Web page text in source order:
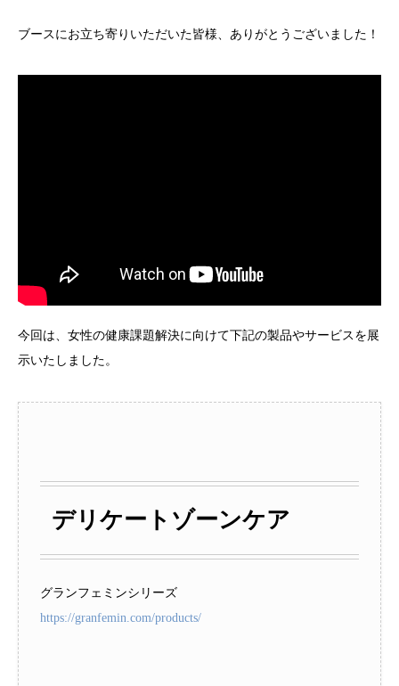
ブースにお立ち寄りいただいた皆様、ありがとうございました！
今回は、女性の健康課題解決に向けて下記の製品やサービスを展
示いたしました。
デリケートゾーンケア
グランフェミンシリーズ
https://granfemin.com/products/